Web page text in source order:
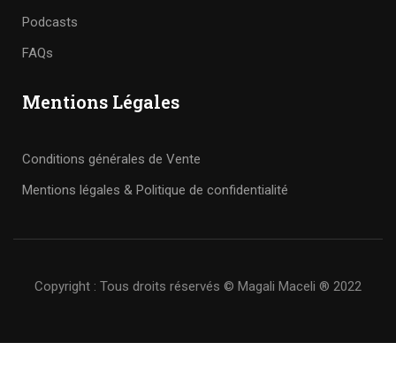
Podcasts
FAQs
Mentions Légales
Conditions générales de Vente
Mentions légales & Politique de confidentialité
Copyright : Tous droits réservés © Magali Maceli ® 2022